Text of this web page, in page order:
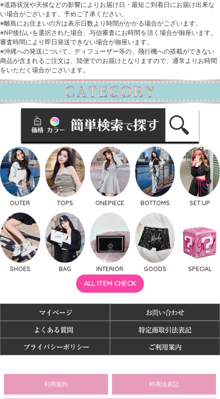
※道路状況や天候などの影響によりお届け日・最短ご到着日にお届け出来な
い場合がございます。予めご了承ください。
※離島にお住まいの方は表示日数より時間がかかる場合がございます。
※NP後払いを選択された場合、与信審査にお時間を頂く場合が御座います。
審査時間により即日発送できない場合が御座います。
※沖縄への発送について、ディフューザー等の、飛行機への搭載ができない
商品が含まれるご注文は、陸便でのお届けとなりますので、通常よりお時間
をいただく場合がございます。
OUTER TOPS ONEPIECE BOTTOMS SET UP
SHOES BAG INTERIOR GOODS SPECIAL
ALL ITEM CHECK
利用規約 特商法表記